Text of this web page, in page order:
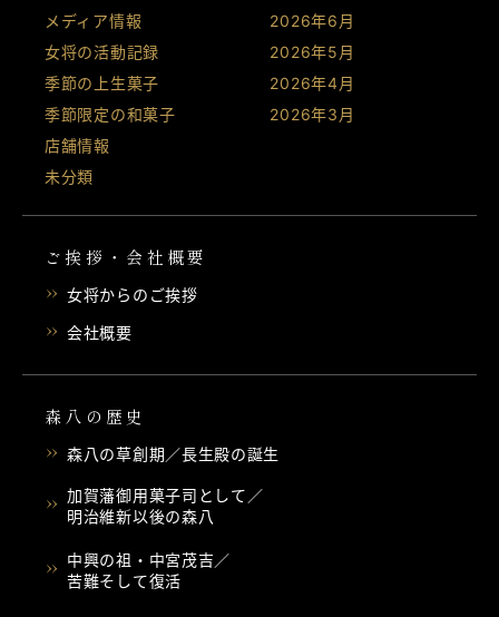
メディア情報
女将の活動記録
季節の上生菓子
季節限定の和菓子
店舗情報
未分類
2026年6月
2026年5月
2026年4月
2026年3月
ご挨拶・会社概要
女将からのご挨拶
会社概要
森八の歴史
森八の草創期／長生殿の誕生
加賀藩御用菓子司として／
明治維新以後の森八
中興の祖・中宮茂吉／
苦難そして復活